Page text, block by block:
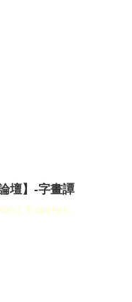
論壇】-字畫譚
6 queries .